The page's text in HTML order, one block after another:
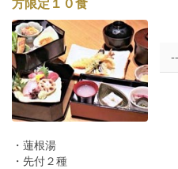
方限定１０食
・蓮根湯
・先付２種